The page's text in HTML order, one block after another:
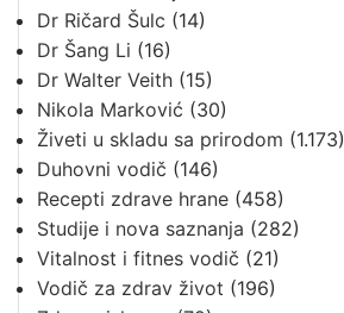
Dr Ričard Šulc (14)
Dr Šang Li (16)
Dr Walter Veith (15)
Nikola Marković (30)
Živeti u skladu sa prirodom (1.173)
Duhovni vodič (146)
Recepti zdrave hrane (458)
Studije i nova saznanja (282)
Vitalnost i fitnes vodič (21)
Vodič za zdrav život (196)